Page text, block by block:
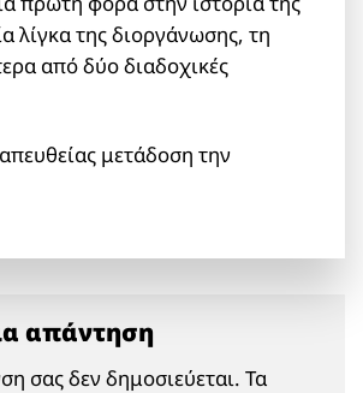
λίγκα της διοργάνωσης, τη
από δύο διαδοχικές
μετάδοση την
απάντηση
σας δεν δημοσιεύεται. Τα